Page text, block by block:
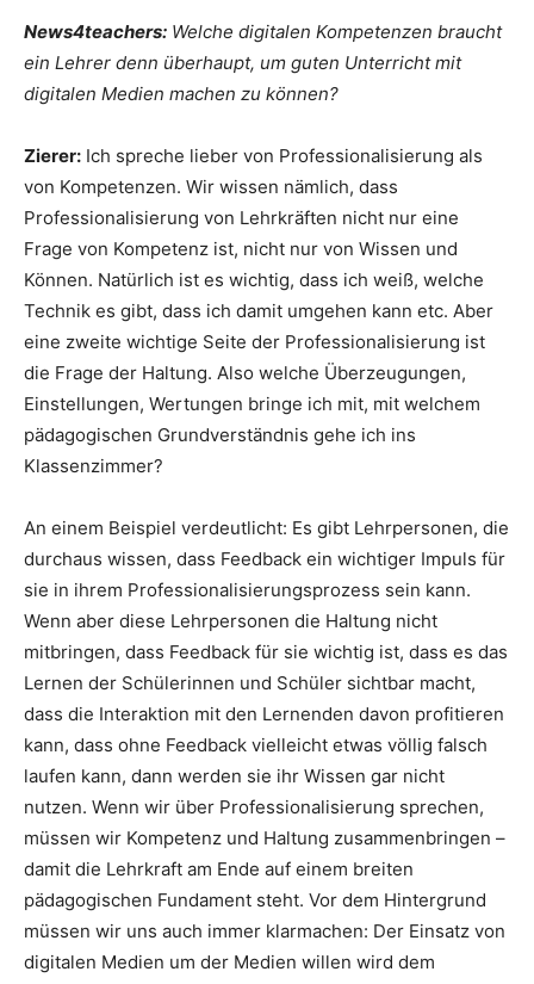
News4teachers: Welche digitalen Kompetenzen braucht
ein Lehrer denn überhaupt, um guten Unterricht mit
digitalen Medien machen zu können?
Zierer: Ich spreche lieber von Professionalisierung als
von Kompetenzen. Wir wissen nämlich, dass
Professionalisierung von Lehrkräften nicht nur eine
Frage von Kompetenz ist, nicht nur von Wissen und
Können. Natürlich ist es wichtig, dass ich weiß, welche
Technik es gibt, dass ich damit umgehen kann etc. Aber
eine zweite wichtige Seite der Professionalisierung ist
die Frage der Haltung. Also welche Überzeugungen,
Einstellungen, Wertungen bringe ich mit, mit welchem
pädagogischen Grundverständnis gehe ich ins
Klassenzimmer?
An einem Beispiel verdeutlicht: Es gibt Lehrpersonen, die
durchaus wissen, dass Feedback ein wichtiger Impuls für
sie in ihrem Professionalisierungsprozess sein kann.
Wenn aber diese Lehrpersonen die Haltung nicht
mitbringen, dass Feedback für sie wichtig ist, dass es das
Lernen der Schülerinnen und Schüler sichtbar macht,
dass die Interaktion mit den Lernenden davon profitieren
kann, dass ohne Feedback vielleicht etwas völlig falsch
laufen kann, dann werden sie ihr Wissen gar nicht
nutzen. Wenn wir über Professionalisierung sprechen,
müssen wir Kompetenz und Haltung zusammenbringen –
damit die Lehrkraft am Ende auf einem breiten
pädagogischen Fundament steht. Vor dem Hintergrund
müssen wir uns auch immer klarmachen: Der Einsatz von
digitalen Medien um der Medien willen wird dem